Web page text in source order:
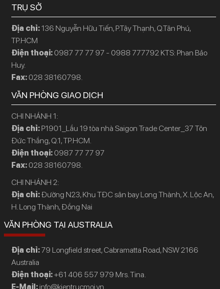
TRỤ SỞ
Địa chỉ: 136 Nguyễn Hữu Tiến, P.Tây Thạnh, Q.Tân Phú,
TP.HCM
Điện thoại: 0987 77 77 97 - 0988 777792 KTS: Phan Bảo
Huy.
Fax: 028 38160798.
VĂN PHÒNG GIAO DỊCH
CHI NHÁNH 1:
Địa chỉ: P1901_Lầu 19 tòa nhà Saigon Trade Center_37 Tôn
Đức Thắng, Q.1, TP.HCM.
Điện thoại: 0987 77 77 97
Fax: 028 38160798.
CHI NHÁNH 2:
Địa chỉ:Đường N23, Khu TĐC sân bay Long Thành, X. Lộc An,
H. Long Thành, Đồng Nai
VĂN PHÒNG TẠI AUSTRALIA
Địa chỉ:79 Longfield street, Cabramatta Road, NSW 2166
Australia
Điện thoại:+61 406 557 979 Mrs. Tina.
E-Mail: info@kientrucmoi.vn